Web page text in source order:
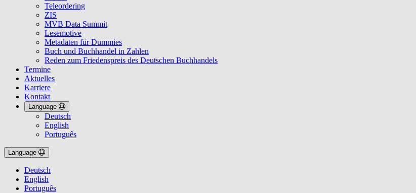
Teleordering
ZIS
MVB Data Summit
Lesemotive
Metadaten für Dummies
Buch und Buchhandel in Zahlen
Reden zum Friedenspreis des Deutschen Buchhandels
Termine
Aktuelles
Karriere
Kontakt
Language
Deutsch
English
Português
Language
Deutsch
English
Português